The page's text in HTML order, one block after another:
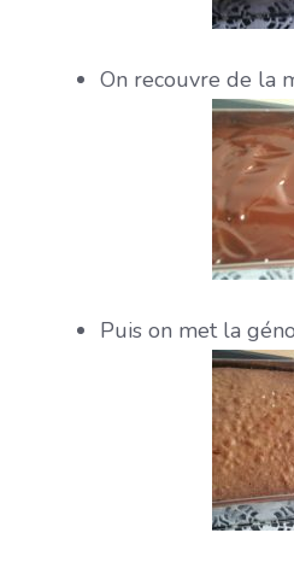
On recouvre de la
Puis on met la